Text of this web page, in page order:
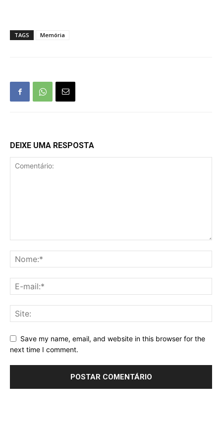
TAGS Memória
DEIXE UMA RESPOSTA
Save my name, email, and website in this browser for the
next time I comment.